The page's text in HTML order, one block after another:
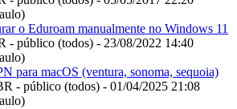
o Eduroam manualmente no Windows 11
- público (todos) - 23/08/2022 14:40
para macOS (ventura, sonoma, sequoia)
- público (todos) - 01/04/2025 21:08